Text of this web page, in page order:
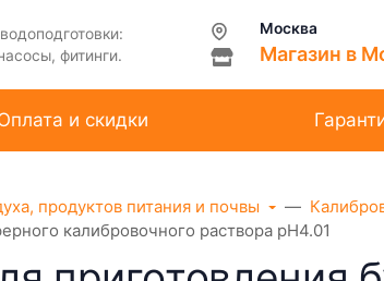
фитинги.
Москва
Магазин в
и скидки
продуктов питания и почвы
калибровочного раствора pH4.01